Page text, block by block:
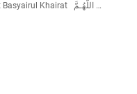
Sholawat Basyairul Khairat Basyairul Khairat اللَّهُـمَّ …